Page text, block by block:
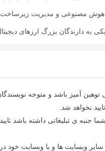
مصنوعی و مدیریت
به دارندگان بزرگ ارزهای
توهین آمیز باشد و متوجه
نخواهد شد.
جنبه ی تبلیغاتی داشته باشد
سایر وبسایت ها و یا وبسایت خود در